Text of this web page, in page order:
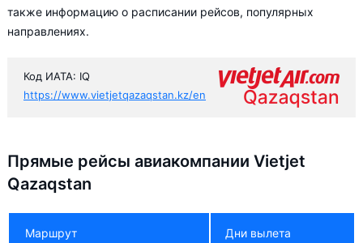
также информацию о расписании рейсов, популярных
направлениях.
Код ИАТА: IQ
https://www.vietjetqazaqstan.kz/en
Прямые рейсы авиакомпании Vietjet
Qazaqstan
Маршрут Дни вылета